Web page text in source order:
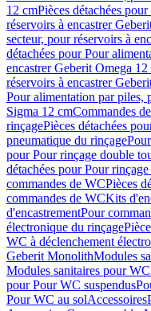
12 cmPièces détachées
réservoirs à encastrer
secteur, pour réservoirs à
détachées pour Pour
encastrer Geberit Omega 12
réservoirs à encastrer
Pour alimentation par piles,
Sigma 12 cmCommandes
rinçagePièces détachées
pneumatique du rinçage
pour Pour rinçage double
détachées pour Pour
commandes de WCPièces
commandes de WCKits
d'encastrementPour
électronique du rinçage
WC à déclenchement
Geberit MonolithModules
Modules sanitaires pour WC
pour Pour WC suspendus
Pour WC au solAccessoires